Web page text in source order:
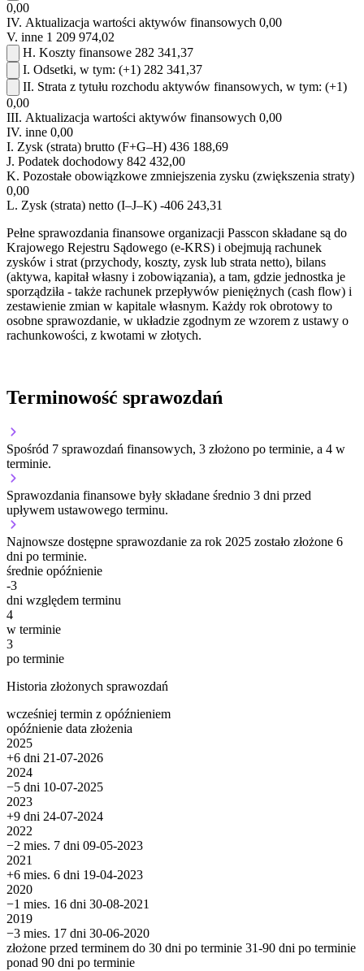
0,00
IV. Aktualizacja wartości aktywów finansowych 0,00
V. inne 1 209 974,02
H. Koszty finansowe 282 341,37
I. Odsetki, w tym: (+1) 282 341,37
II. Strata z tytułu rozchodu aktywów finansowych, w tym: (+1)
0,00
III. Aktualizacja wartości aktywów finansowych 0,00
IV. inne 0,00
I. Zysk (strata) brutto (F+G–H) 436 188,69
J. Podatek dochodowy 842 432,00
K. Pozostałe obowiązkowe zmniejszenia zysku (zwiększenia straty)
0,00
L. Zysk (strata) netto (I–J–K) -406 243,31
Pełne sprawozdania finansowe organizacji Passcon składane są do
Krajowego Rejestru Sądowego (e-KRS) i obejmują rachunek
zysków i strat (przychody, koszty, zysk lub strata netto), bilans
(aktywa, kapitał własny i zobowiązania), a tam, gdzie jednostka je
sporządziła - także rachunek przepływów pieniężnych (cash flow) i
zestawienie zmian w kapitale własnym. Każdy rok obrotowy to
osobne sprawozdanie, w układzie zgodnym ze wzorem z ustawy o
rachunkowości, z kwotami w złotych.
Terminowość sprawozdań
Spośród 7 sprawozdań finansowych, 3 złożono po terminie, a 4 w
terminie.
Sprawozdania finansowe były składane średnio 3 dni przed
upływem ustawowego terminu.
Najnowsze dostępne sprawozdanie za rok 2025 zostało złożone 6
dni po terminie.
średnie opóźnienie
-3
dni względem terminu
4
w terminie
3
po terminie
Historia złożonych sprawozdań
wcześniej termin z opóźnieniem
opóźnienie data złożenia
2025
+6 dni 21-07-2026
2024
−5 dni 10-07-2025
2023
+9 dni 24-07-2024
2022
−2 mies. 7 dni 09-05-2023
2021
+6 mies. 6 dni 19-04-2023
2020
−1 mies. 16 dni 30-08-2021
2019
−3 mies. 17 dni 30-06-2020
złożone przed terminem do 30 dni po terminie 31-90 dni po terminie
ponad 90 dni po terminie